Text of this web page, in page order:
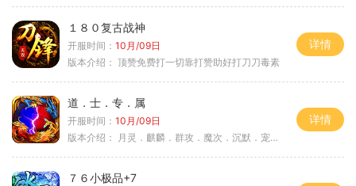
１８０复古战神
开服时间： 10月/09日
版本介绍： 顶赞免费打一切靠打赞助好打刀刀毒素
详情
道．士．专．属
开服时间： 10月/09日
版本介绍：
月灵．麒麟．群攻．魔次．沉默．宠物．暗黑
详情
７６小极品+7